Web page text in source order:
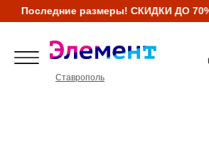
Последние размеры! СКИДКИ ДО 70%
Ставрополь